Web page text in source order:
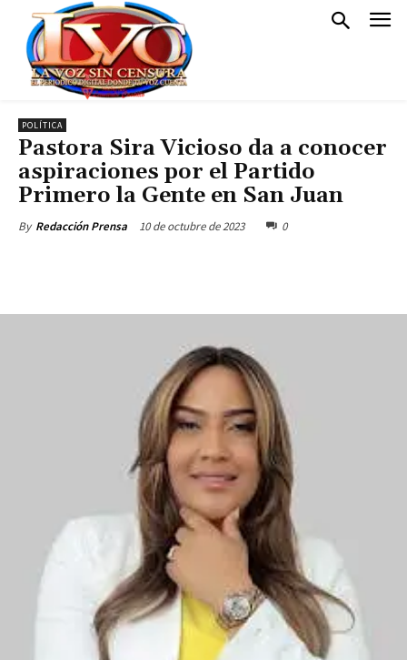
POLÍTICA
Pastora Sira Vicioso da a conocer
aspiraciones por el Partido
Primero la Gente en San Juan
By Redacción Prensa 10 de octubre de 2023 0